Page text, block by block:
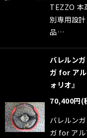
TEZZO 本
別専用設
品…
バレルン
ガ for アル
ォリオ』
70,400円(
バレルン
ガ for アル